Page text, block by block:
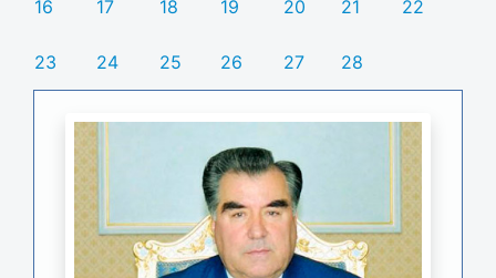
16 17 18 19 20 21 22
23 24 25 26 27 28